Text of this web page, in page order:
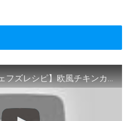
ABSえび☆ステ【シェフズレシピ】欧風チキンカツ byタベルスキ・マイケル